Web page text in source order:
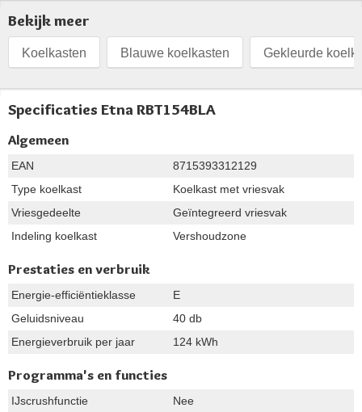
Bekijk meer
Koelkasten Blauwe koelkasten Gekleurde
Specificaties Etna RBT154BLA
Algemeen
EAN
8715393312129
Type koelkast
Koelkast met vriesvak
Vriesgedeelte
Geïntegreerd vriesvak
Indeling koelkast
Vershoudzone
Prestaties en verbruik
Energie-efficiëntieklasse
E
Geluidsniveau
40 db
Energieverbruik per jaar
124 kWh
Programma's en functies
IJscrushfunctie
Nee